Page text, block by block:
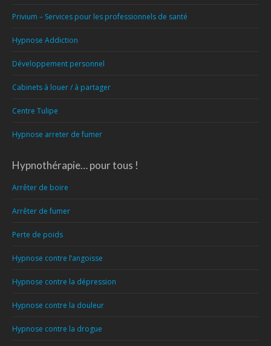
Privium – Services pour les professionnels de santé
Hypnose Addiction
Développement personnel
Cabinets à louer / à partager
Centre Tulipe
Hypnose arreter de fumer
Hypnothérapie… pour tous !
Arrêter de boire
Arrêter de fumer
Perte de poids
Hypnose contre l’angoisse
Hypnose contre la dépression
Hypnose contre la douleur
Hypnose contre la drogue